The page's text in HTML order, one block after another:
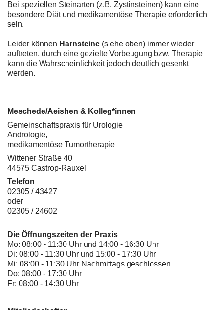
Bei speziellen Steinarten (z.B. Zystinsteinen) kann eine
besondere Diät und medikamentöse Therapie erforderlich
sein.
Leider können Harnsteine (siehe oben) immer wieder
auftreten, durch eine gezielte Vorbeugung bzw. Therapie
kann die Wahrscheinlichkeit jedoch deutlich gesenkt
werden.
Meschede/Aeishen & Kolleg*innen
Gemeinschaftspraxis für Urologie
Andrologie,
medikamentöse Tumortherapie
Wittener Straße 40
44575 Castrop-Rauxel
Telefon
02305 / 43427
oder
02305 / 24602
Die Öffnungszeiten der Praxis
Mo: 08:00 - 11:30 Uhr und 14:00 - 16:30 Uhr
Di: 08:00 - 11:30 Uhr und 15:00 - 17:30 Uhr
Mi: 08:00 - 11:30 Uhr Nachmittags geschlossen
Do: 08:00 - 17:30 Uhr
Fr: 08:00 - 14:30 Uhr